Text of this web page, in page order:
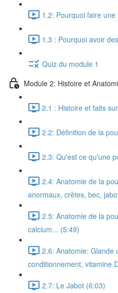
1.2: Pourquoi faire
1.3 : Pourquoi avoir
Quiz du module 1
Module 2: Histoire et
2.1 : Histoire et faits
2.2: Définition de la
2.3: Qu'est ce qu'une
2.4: Anatomie de la
anormaux, crêtes, bec,
2.5: Anatomie de la
calcium... (5:49)
2.6: Anatomie: Glande
conditionnement, vitamine
2.7: Le Jabot (6:03)